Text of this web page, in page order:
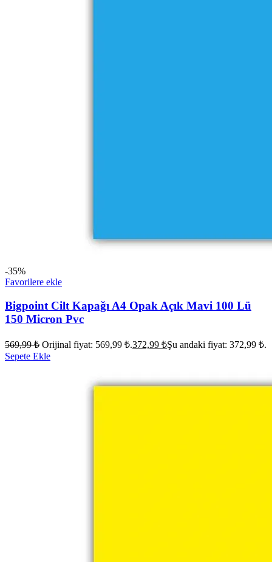
-35%
Favorilere ekle
Bigpoint Cilt Kapağı A4 Opak Açık Mavi 100 Lü
150 Micron Pvc
569,99₺ Orijinal fiyat: 569,99 ₺.372,99 ₺Şu andaki fiyat: 372,99 ₺.
Sepete Ekle